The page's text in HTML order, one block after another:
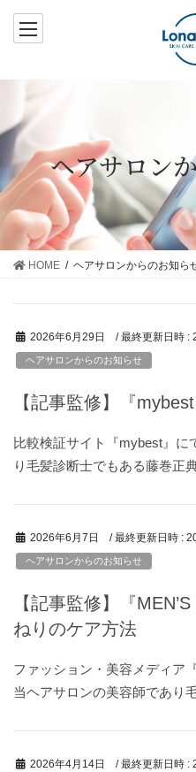
ス
ッ
プ
ン
移
動
ヘアサロン
HOME ヘアサロンからのお知ら
2026年6月29日 / 最終更新日時 :
ヘアサロンからのお知らせ
【記事監修】『
比較検証サイト『mybest』に
り毛髪診断士でもある藤巻正
2026年6月7日 / 最終更新日時 :
ヘアサロンからのお知らせ
【記事監修】『
ねりのケア方法
ファッション・美容メディア
当ヘアサロンの美容師であり
2026年4月14日 / 最終更新日時 :